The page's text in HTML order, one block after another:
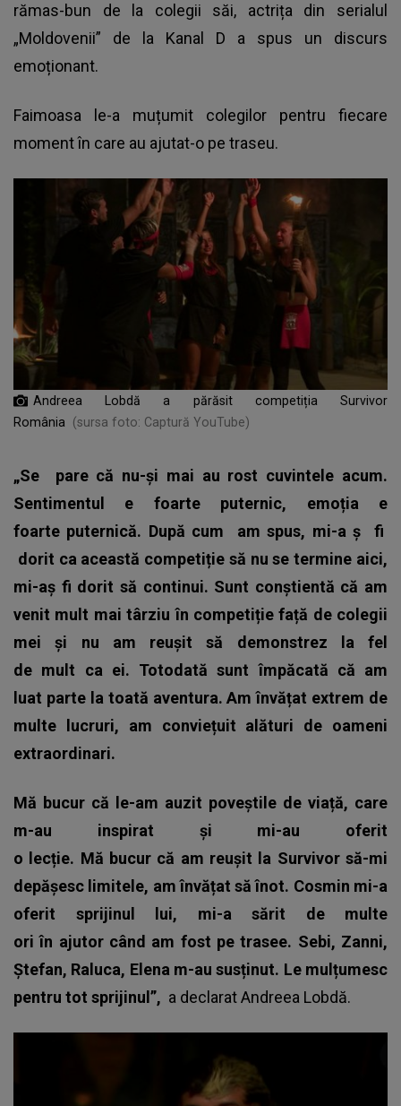
rămas-bun de la colegii săi, actrița din serialul
„Moldovenii” de la Kanal D a spus un discurs
emoționant.
Faimoasa le-a muțumit colegilor pentru fiecare
moment în care au ajutat-o pe traseu.
Andreea Lobdă a părăsit competiția Survivor
România
(sursa foto: Captură YouTube)
„Se pare că nu-și mai au rost cuvintele acum.
Sentimentul e foarte puternic, emoția e
foarte puternică. După cum am spus, mi-așfi
dorit ca această competiție să nu se termine aici,
mi-aș fi dorit să continui. Sunt conștientă că am
venit mult mai târziu în competiție față de colegii
mei și nu am reușit să demonstrez la fel
de mult ca ei. Totodată sunt împăcată că am
luat parte la toată aventura. Am învățat extrem de
multe lucruri, am conviețuit alături de oameni
extraordinari.
Mă bucur că le-am auzit poveștile de viață, care
m-au inspirat și mi-au oferit
o lecție. Mă bucur că am reușit la Survivor să-mi
depășesc limitele, am învățat să înot. Cosmin mi-a
oferit sprijinul lui, mi-a sărit de multe
ori în ajutor când am fost pe trasee. Sebi, Zanni,
Ștefan, Raluca, Elena m-au susținut. Le mulțumesc
pentru tot sprijinul”, a declarat Andreea Lobdă.